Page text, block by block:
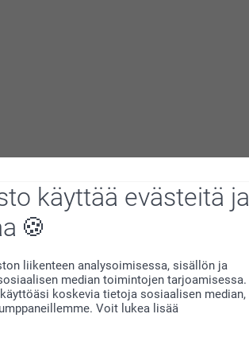
käyttää evästeitä ja
liikenteen analysoimisessa, sisällön ja
median toimintojen tarjoamisessa.
koskevia tietoja sosiaalisen median,
Voit lukea lisää